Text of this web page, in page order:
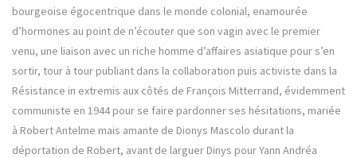
bourgeoise égocentrique dans le monde colonial, enamourée
d’hormones au point de n’écouter que son vagin avec le premier
venu, une liaison avec un riche homme d’affaires asiatique pour s’en
sortir, tour à tour publiant dans la collaboration puis activiste dans la
Résistance in extremis aux côtés de François Mitterrand, évidemment
communiste en 1944 pour se faire pardonner ses hésitations, mariée
à Robert Antelme mais amante de Dionys Mascolo durant la
déportation de Robert, avant de larguer Dinys pour Yann Andréa